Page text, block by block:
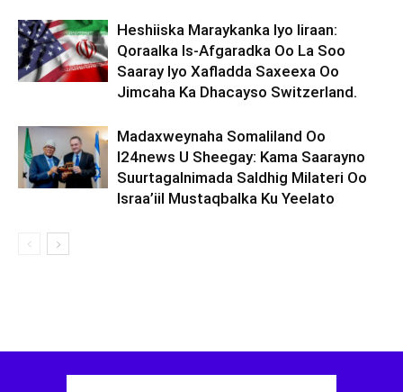
Heshiiska Maraykanka Iyo Iiraan:
Qoraalka Is-Afgaradka Oo La Soo
Saaray Iyo Xafladda Saxeexa Oo
Jimcaha Ka Dhacayso Switzerland.
Madaxweynaha Somaliland Oo
I24news U Sheegay: Kama Saarayno
Suurtagalnimada Saldhig Milateri Oo
Israa’iil Mustaqbalka Ku Yeelato